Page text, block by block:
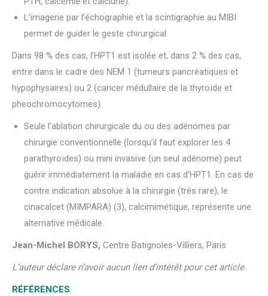
L’imagerie par l’échographie et la scintigraphie au MIBI
permet de guider le geste chirurgical.
Dans 98 % des cas, l’HPT1 est isolée et, dans 2 % des cas,
entre dans le cadre des NEM 1 (tumeurs pancréatiques et
hypophysaires) ou 2 (cancer médullaire de la thyroïde et
pheochromocytomes).
Seule l’ablation chirurgicale du ou des adénomes par
chirurgie conventionnelle (lorsqu’il faut explorer les 4
parathyroïdes) ou mini invasive (un seul adénome) peut
guérir immédiatement la maladie en cas d’HPT1. En cas de
contre indication absolue à la chirurgie (très rare), le
cinacalcet (MIMPARA) (3), calcimimétique, représente une
alternative médicale.
Jean-Michel BORYS, Centre Batignoles-Villiers, Paris
L’auteur déclare n’avoir aucun lien d’intérêt pour cet article.
RÉFÉRENCES